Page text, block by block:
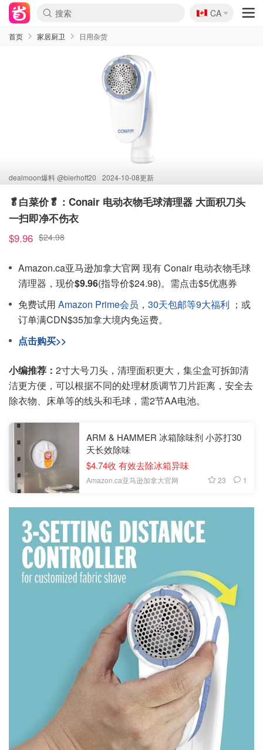
🇨🇦
CA
首页 家居厨卫 日用杂货
dealmoon爆料 @bierhoff20 2024-10-08更新
🥬白菜价🥬：Conair 电动衣物毛球清理器 大面积刀头
一扫即净不伤衣
$9.96 $24.98
Amazon.ca亚马逊加拿大官网 现有 Conair 电动衣物毛球
清理器，现价$9.96(指导价$24.98)。需点击$5优惠券
免费试用 Amazon Prime会员 ， 30天包邮等9大福利 ；或
订单满CDN$35加拿大境内免运费。
点击购买>>
小编推荐： 2寸大号刀头，清理面积更大，集尘盒可拆卸清
洁更方便，可以根据不同的处理材质调节刀片距离，安全去
除衣物、床单等的线头和毛球，需2节AA电池。
ARM & HAMMER 冰箱除味剂 小苏打30
天长效除味
$4.74收 有效去除冰箱异味
Amazon.ca亚马逊加拿大官网 23 1